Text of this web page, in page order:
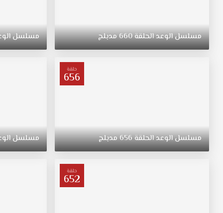
مسلسلالوعدالحلقة660مدبلج مسلسل
حلقة
656
مسلسلالوعدالحلقة656مدبلج مسلسل
حلقة
652